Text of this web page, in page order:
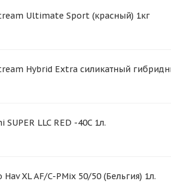
Ultimate Sport (красный) 1кг
Hybrid Extra силикатный
LLC RED -40C 1л.
XL AF/C-PMix 50/50 (Бельгия) 1л.